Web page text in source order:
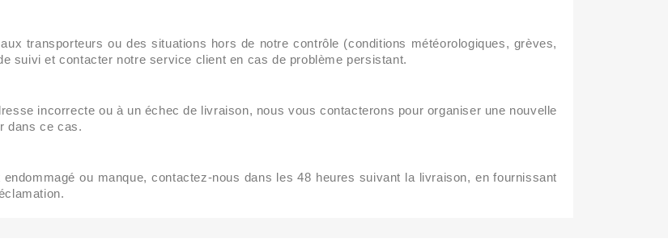
transporteurs ou des situations hors de notre contrôle (conditions météorologiques, grèves,
suivi et contacter notre service client en cas de problème persistant.
incorrecte ou à un échec de livraison, nous vous contacterons pour organiser une nouvelle
dans ce cas.
ou manque, contactez-nous dans les 48 heures suivant la livraison, en fournissant